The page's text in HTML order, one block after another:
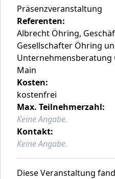
Präsenzveranstaltung
Referenten:
Albrecht Öhring,
Gesellschafter Öhring
Unternehmensberatung
Main
Kosten:
kostenfrei
Max. Teilnehmerzahl:
Keine Angabe.
Kontakt:
Keine Angabe.
Diese Veranstaltung